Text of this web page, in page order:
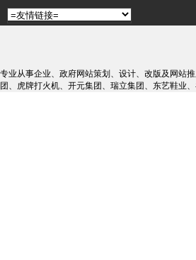
专业从事企业、政府网站策划、设计、改版及网站
团、虎牌打火机、开元集团、瑞立集团、东艺鞋业